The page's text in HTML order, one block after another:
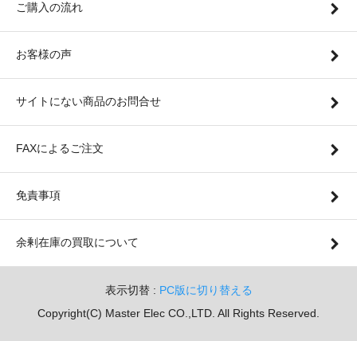
ご購入の流れ
お客様の声
サイトにない商品のお問合せ
FAXによるご注文
免責事項
余剰在庫の買取について
表示切替 : PC版に切り替える
Copyright(C) Master Elec CO.,LTD. All Rights Reserved.